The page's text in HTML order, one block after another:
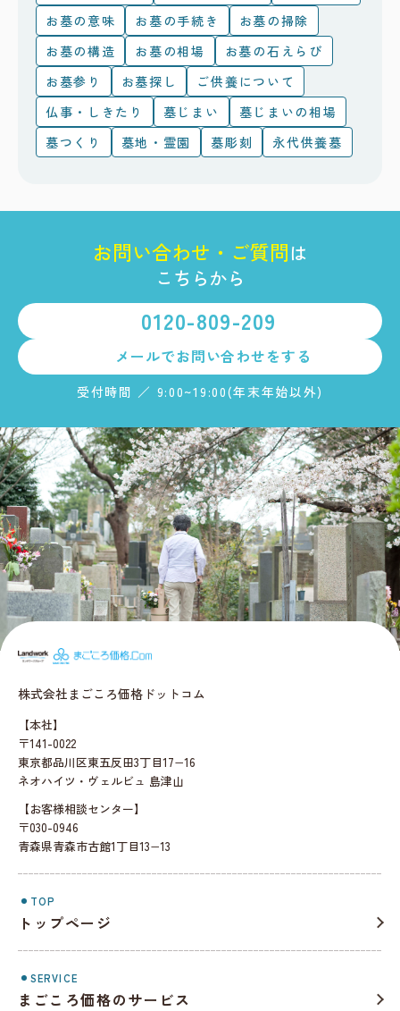
お墓の意味
お墓の手続き
お墓の掃除
お墓の構造
お墓の相場
お墓の石えらび
お墓参り
お墓探し
ご供養について
仏事・しきたり
墓じまい
墓じまいの相場
墓つくり
墓地・霊園 墓彫刻 永代供養墓
お問い合わせ ・ ご質問は
こちらから
0120-809-209
メールでお問い合わせをする
受付時間 ／ 9:00~19:00(年末年始以外)
まごころ価格
株式会社まごころ価格ドットコム
【本社】
〒141-0022
東京都品川区東五反田3丁目17−16
ネオハイツ・ヴェルビュ 島津山
【お客様相談センター】
〒030-0946
青森県青森市古館1丁目13−13
TOP
トップページ
SERVICE
まごころ価格のサービス